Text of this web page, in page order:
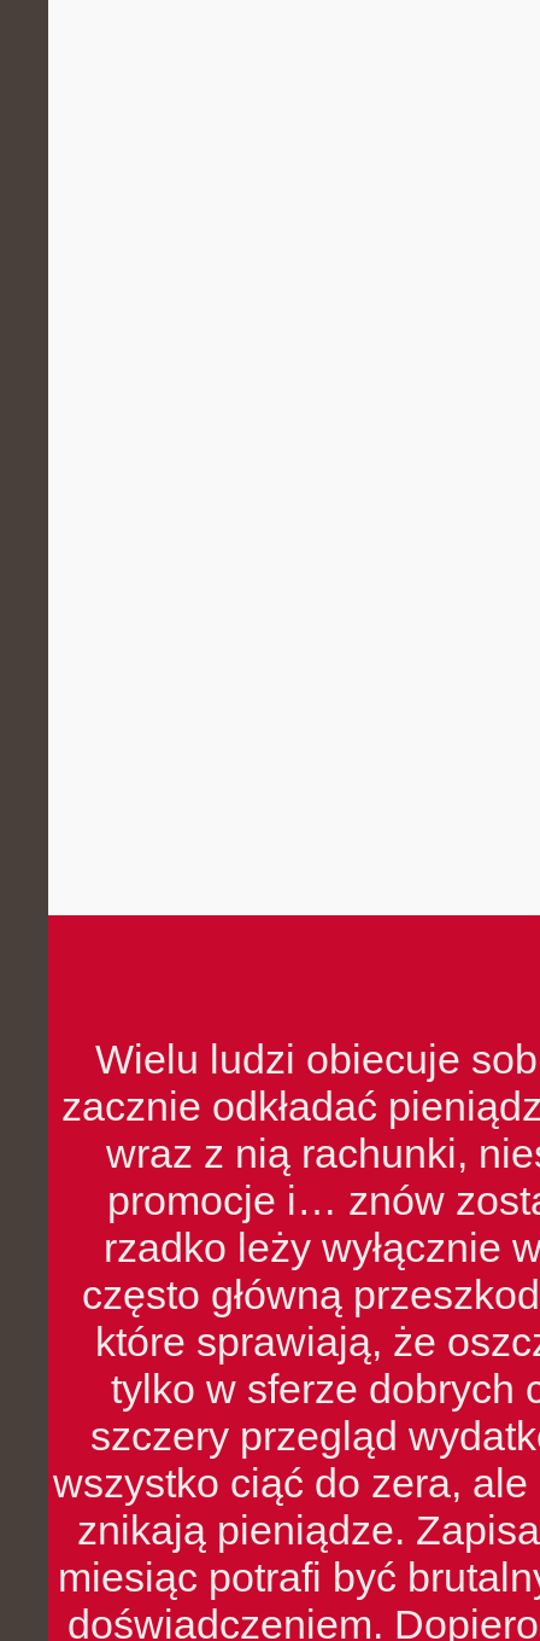
Wielu ludzi obiecuje
zacznie odkładać
wraz z nią rachunki,
promocje i… znów
rzadko leży wyłącznie
często główną
które sprawiają, że
tylko w sferze dobrych
szczery przegląd
wszystko ciąć do zera,
znikają pieniądze.
miesiąc potrafi być
doświadczeniem.